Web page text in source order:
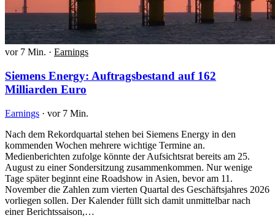
vor 7 Min. · Earnings
Siemens Energy: Auftragsbestand auf 162
Milliarden Euro
Earnings · vor 7 Min.
Nach dem Rekordquartal stehen bei Siemens Energy in den
kommenden Wochen mehrere wichtige Termine an.
Medienberichten zufolge könnte der Aufsichtsrat bereits am 25.
August zu einer Sondersitzung zusammenkommen. Nur wenige
Tage später beginnt eine Roadshow in Asien, bevor am 11.
November die Zahlen zum vierten Quartal des Geschäftsjahres 2026
vorliegen sollen. Der Kalender füllt sich damit unmittelbar nach
einer Berichtssaison,…